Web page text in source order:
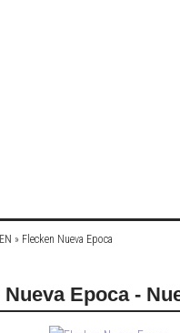
» Flecken Nueva Epoca
Nueva Epoca -